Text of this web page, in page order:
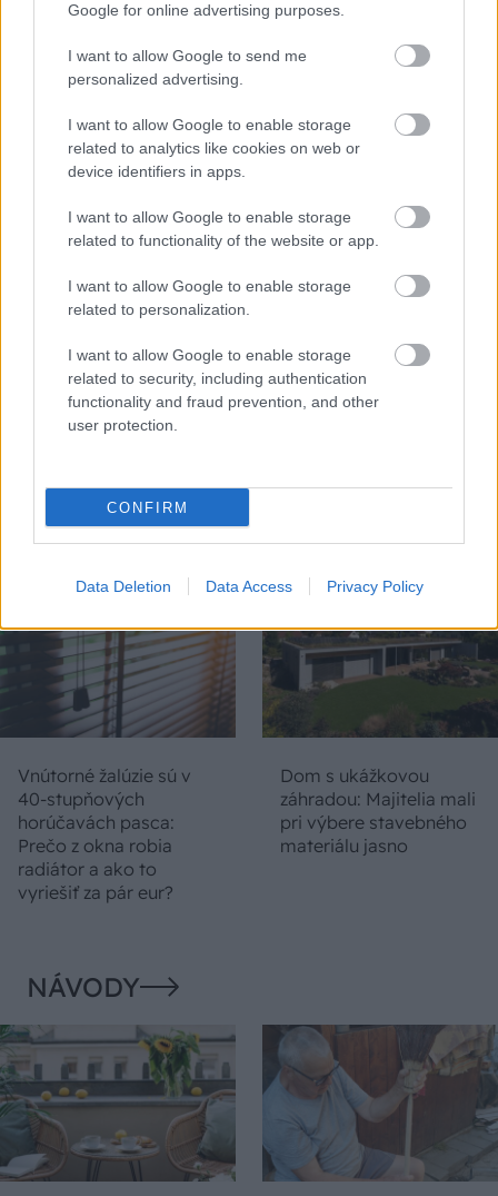
Google for online advertising purposes.
I want to allow Google to send me
personalized advertising.
I want to allow Google to enable storage
related to analytics like cookies on web or
device identifiers in apps.
I want to allow Google to enable storage
related to functionality of the website or app.
I want to allow Google to enable storage
related to personalization.
I want to allow Google to enable storage
related to security, including authentication
functionality and fraud prevention, and other
user protection.
CONFIRM
Data Deletion Data Access Privacy Policy
Temné stránky chalúp:
skrytých chýb, ktoré
vás môžu nepríjemne
Žena, búracie kladivo a
vôňa dreva: Takáto
premena zrubu z roku
DOM
Chystáte sa zatepľovať
Návod, ako v nových
dotačných výzvach
neprísť o tisíce eur
minerálnymi doskami
Vnútorné žalúzie sú v
40-stupňových
horúčavách pasca:
Prečo z okna robia
radiátor a ako to
vyriešiť za pár eur?
Dom s ukážkovou
záhradou: Majitelia mali
pri výbere stavebného
materiálu jasno
NÁVODY